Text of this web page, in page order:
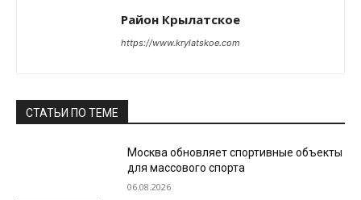
Район Крылатское
https://www.krylatskoe.com
СТАТЬИ ПО ТЕМЕ
Москва обновляет спортивные объекты
для массового спорта
06.08.2026